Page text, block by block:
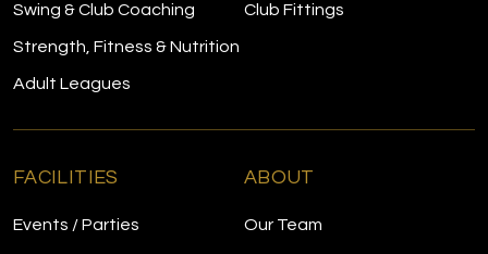
Swing & Club Coaching
Strength, Fitness & Nutrition
Adult Leagues
Club Fittings
FACILITIES
Events / Parties
ABOUT
Our Team